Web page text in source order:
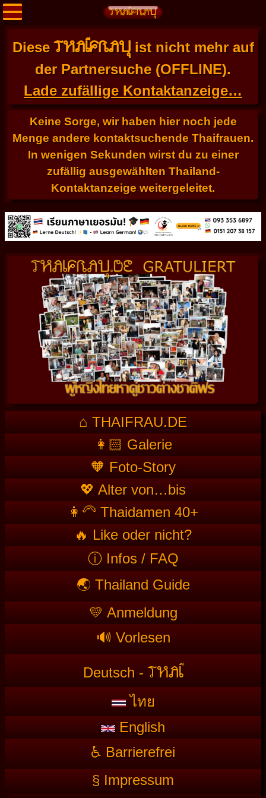
DieseTHAIFRAUist nicht mehr auf
der Partnersuche (OFFLINE).
Lade zufällige Kontaktanzeige…
Keine Sorge, wir haben hier noch jede
Menge andere kontaktsuchende Thaifrauen.
In wenigen Sekunden wirst du zu einer
zufällig ausgewählten Thailand-
Kontaktanzeige weitergeleitet.
⌂ THAIFRAU.DE
👩🏻 Galerie
🧡 Foto-Story
💖 Alter von…bis
👩‍🦳 Thaidamen 40+
🔥 Like oder nicht?
ⓘ Infos / FAQ
🌏 Thailand Guide
💛 Anmeldung
🔊 Vorlesen
Deutsch - THAI
ไทย
English
♿ Barrierefrei
§ Impressum